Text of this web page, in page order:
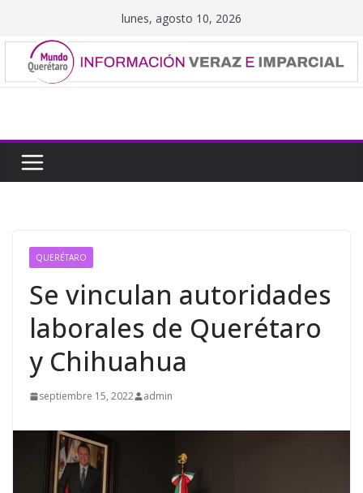
contenido
lunes, agosto 10, 2026
QUERÉTARO
Se vinculan autoridades
laborales de Querétaro
y Chihuahua
septiembre 15, 2022 admin